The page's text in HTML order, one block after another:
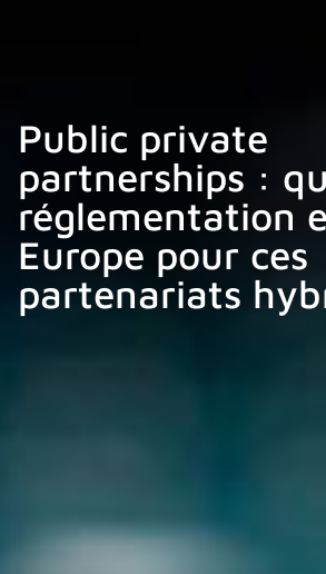
Public private
partnerships :
réglementation
Europe pour ces
partenariats